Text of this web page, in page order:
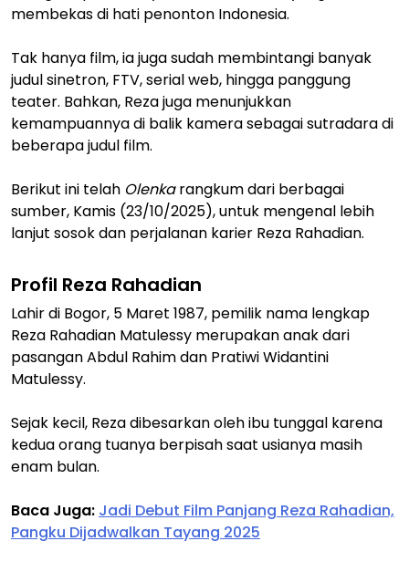
membekas di hati penonton Indonesia.
Tak hanya film, ia juga sudah membintangi banyak
judul sinetron, FTV, serial web, hingga panggung
teater. Bahkan, Reza juga menunjukkan
kemampuannya di balik kamera sebagai sutradara di
beberapa judul film.
Berikut ini telah Olenkarangkum dari berbagai
sumber, Kamis (23/10/2025), untuk mengenal lebih
lanjut sosok dan perjalanan karier Reza Rahadian.
Profil Reza Rahadian
Lahir di Bogor, 5 Maret 1987, pemilik nama lengkap
Reza Rahadian Matulessy merupakan anak dari
pasangan Abdul Rahim dan Pratiwi Widantini
Matulessy.
Sejak kecil, Reza dibesarkan oleh ibu tunggal karena
kedua orang tuanya berpisah saat usianya masih
enam bulan.
Baca Juga: Jadi Debut Film Panjang Reza Rahadian,
Pangku Dijadwalkan Tayang 2025